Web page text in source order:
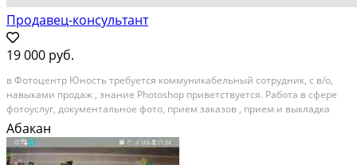
Продавец-консультант
19 000 руб.
в Фотоцентр Юность требуется коммуникабельный сотрудник, с в/о,
навыками продаж , знание Photoshop приветствуется. Работа в сфере
фотоуслуг, документальное фото, прием заказов , прием и выкладка
товара, распечатка файлов, ламинирование и т.д. График плавающий,
коллектив замечательный. Категория:...
Абакан